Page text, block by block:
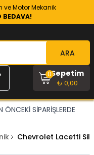
ve Motor Mekanik
BEDAVA!
ARA
Sepetim
₺ 0,00
0
ÖNCEKİ SİPARİŞLERDE
Chevrolet Lacetti